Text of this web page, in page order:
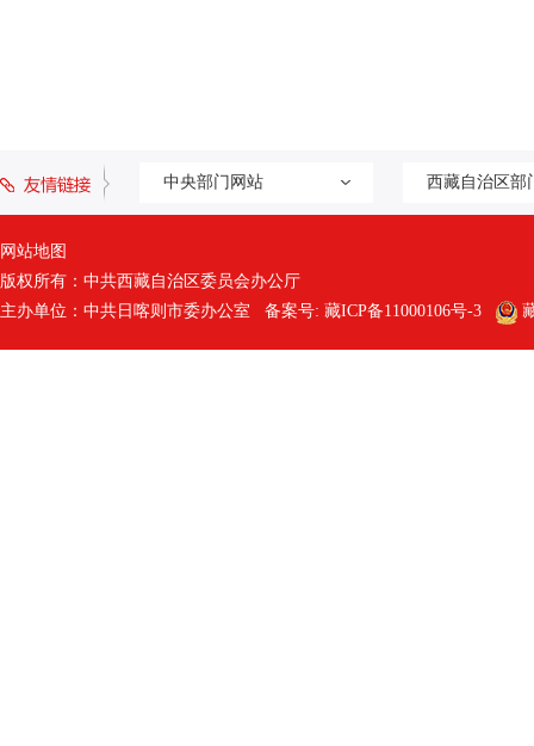
中央部门网站 西藏自治区部
网站地图
版权所有：中共西藏自治区委员会办公厅
主办单位：中共日喀则市委办公室 备案号: 藏ICP备11000106号-3